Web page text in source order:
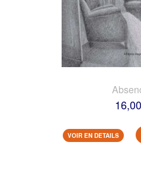
VOIR EN DETAILS